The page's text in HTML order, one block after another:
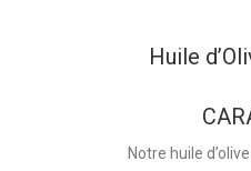
Huile
Notre huile